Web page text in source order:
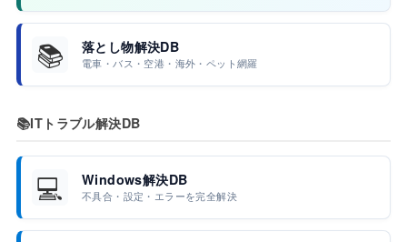
📚 落とし物解決DB
電車・バス・空港・海外・ペット網羅
📚ITトラブル解決DB
💻 Windows解決DB
不具合・設定・エラーを完全解決